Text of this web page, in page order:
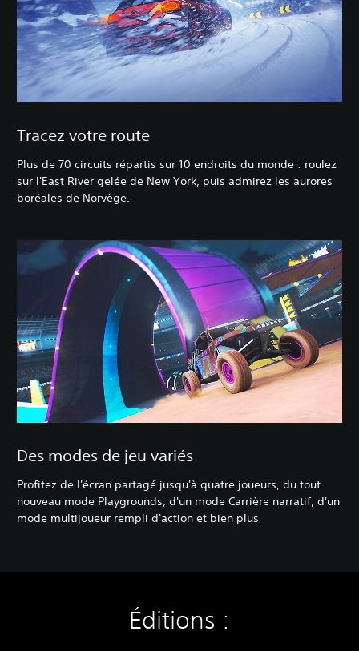
Tracez votre route
Plus de 70 circuits répartis sur 10 endroits du monde : roulez
sur l'East River gelée de New York, puis admirez les aurores
boréales de Norvège.
Des modes de jeu variés
Profitez de l'écran partagé jusqu'à quatre joueurs, du tout
nouveau mode Playgrounds, d'un mode Carrière narratif, d'un
mode multijoueur rempli d'action et bien plus
Éditions :